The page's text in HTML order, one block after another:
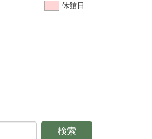
休館日